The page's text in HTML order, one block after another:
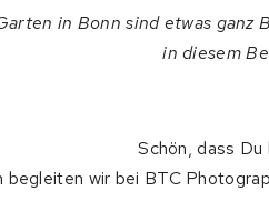
in Bonn sind etwas ganz
in diesem
Schön, dass Du
wir bei BTC